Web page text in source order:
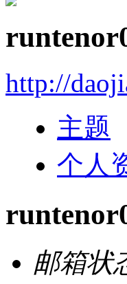
http://
主题
个人
邮箱状